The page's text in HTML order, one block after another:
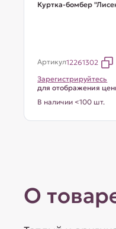
Куртка-бомбер
Артикул12261302
Зарегистрируйтесь
для отображения
В наличии <100 шт.
О